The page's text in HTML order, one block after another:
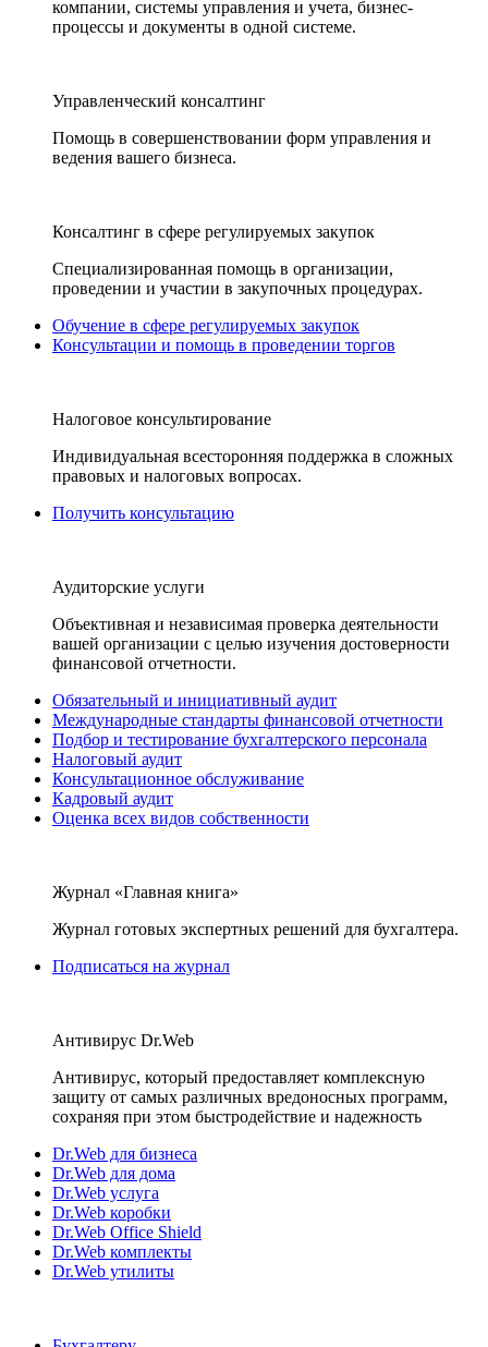
компании, системы управления и учета, бизнес-
процессы и документы в одной системе.
Управленческий консалтинг
Помощь в совершенствовании форм управления и
ведения вашего бизнеса.
Консалтинг в сфере регулируемых закупок
Специализированная помощь в организации,
проведении и участии в закупочных процедурах.
Обучение в сфере регулируемых закупок
Консультации и помощь в проведении торгов
Налоговое консультирование
Индивидуальная всесторонняя поддержка в сложных
правовых и налоговых вопросах.
Получить консультацию
Аудиторские услуги
Объективная и независимая проверка деятельности
вашей организации с целью изучения достоверности
финансовой отчетности.
Обязательный и инициативный аудит
Международные стандарты финансовой отчетности
Подбор и тестирование бухгалтерского персонала
Налоговый аудит
Консультационное обслуживание
Кадровый аудит
Оценка всех видов собственности
Журнал «Главная книга»
Журнал готовых экспертных решений для бухгалтера.
Подписаться на журнал
Антивирус Dr.Web
Антивирус, который предоставляет комплексную
защиту от самых различных вредоносных программ,
сохраняя при этом быстродействие и надежность
Dr.Web для бизнеса
Dr.Web для дома
Dr.Web услуга
Dr.Web коробки
Dr.Web Office Shield
Dr.Web комплекты
Dr.Web утилиты